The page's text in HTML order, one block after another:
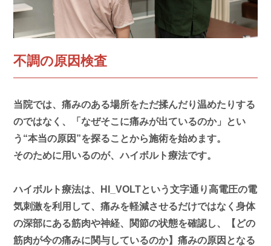
不調の原因検査
当院では、痛みのある場所をただ揉んだり温めたりする
のではなく、
「なぜそこに痛みが出ているのか」とい
う“本当の原因”を探ることから施術を始めます。
そのために用いるのが、ハイボルト療法です。
ハイボルト療法は、HI_VOLTという文字通り高電圧の電
気刺激を利用して、痛みを軽減させるだけではなく身体
の深部にある筋肉や神経、関節の状態を確認し、【どの
筋肉が今の痛みに関与しているのか】痛みの原因となる